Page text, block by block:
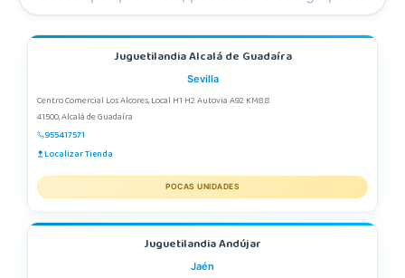
Juguetilandia Alcalá de Guadaíra
Sevilla
Centro Comercial Los Alcores, Local H1 H2 Autovia A92 KM8.8
41500, Alcalá de Guadaíra
955417571
Localizar Tienda
POCAS UNIDADES
Juguetilandia Andújar
Jaén